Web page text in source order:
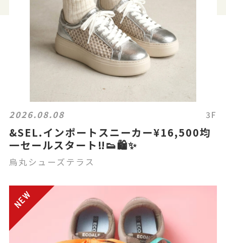
2026.08.08 3F
&SEL.インポートスニーカー¥16,500均
一セールスタート‼️👟🛍️✨
烏丸シューズテラス